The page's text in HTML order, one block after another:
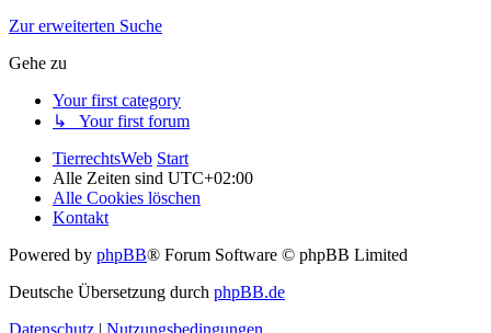
Zur erweiterten Suche
Gehe zu
Your first category
↳ Your first forum
TierrechtsWeb Start
Alle Zeiten sind UTC+02:00
Alle Cookies löschen
Kontakt
Powered by phpBB® Forum Software © phpBB Limited
Deutsche Übersetzung durch phpBB.de